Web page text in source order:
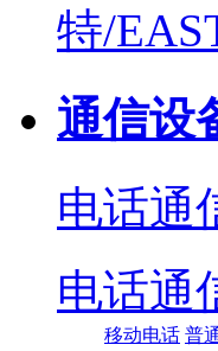
通信设
电话通
电话通
移动电话 普